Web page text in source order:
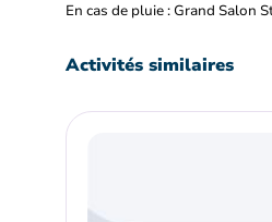
En cas de pluie : Grand Salon
Activités similaires